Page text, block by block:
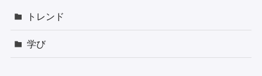
トレンド
学び